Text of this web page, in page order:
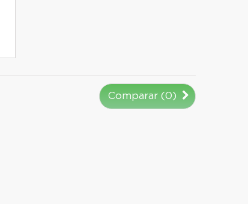
Comparar (0)